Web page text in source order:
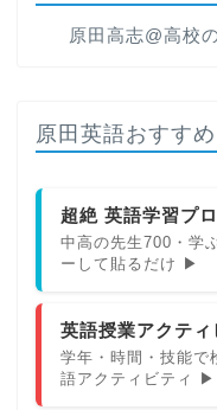
原田高志@高校
原田英語おすす
超絶 英語学習プ
中高の先生700・学
ーして貼るだけ ▶
英語授業アクテ
学年・時間・技能で
語アクティビティ ▶